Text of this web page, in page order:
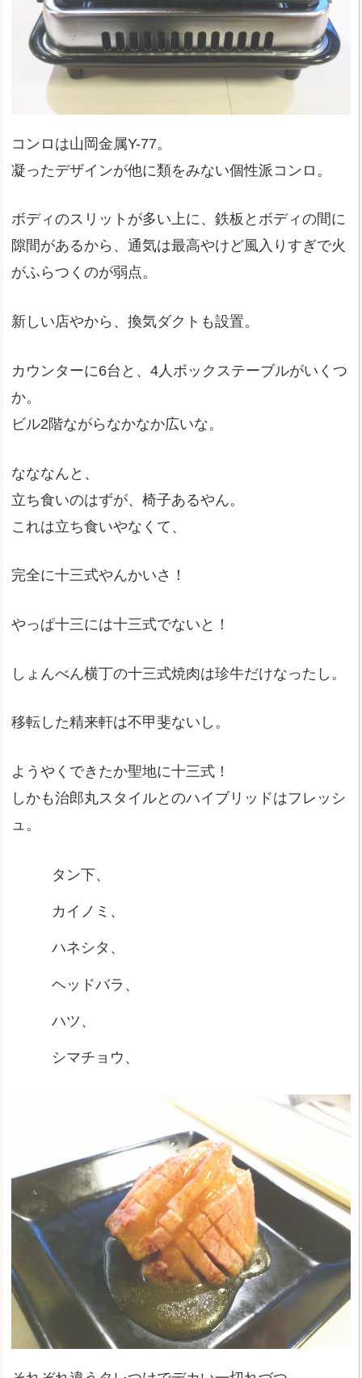
コンロは山岡金属Y-77。
凝ったデザインが他に類をみない個性派コンロ。
ボディのスリットが多い上に、鉄板とボディの間に
隙間があるから、通気は最高やけど風入りすぎで火
がふらつくのが弱点。
新しい店やから、換気ダクトも設置。
カウンターに6台と、4人ボックステーブルがいくつ
か。
ビル2階ながらなかなか広いな。
なななんと、
立ち食いのはずが、椅子あるやん。
これは立ち食いやなくて、
完全に十三式やんかいさ！
やっぱ十三には十三式でないと！
しょんべん横丁の十三式焼肉は珍牛だけなったし。
移転した精来軒は不甲斐ないし。
ようやくできたか聖地に十三式！
しかも治郎丸スタイルとのハイブリッドはフレッシ
ュ。
タン下、
カイノミ、
ハネシタ、
ヘッドバラ、
ハツ、
シマチョウ、